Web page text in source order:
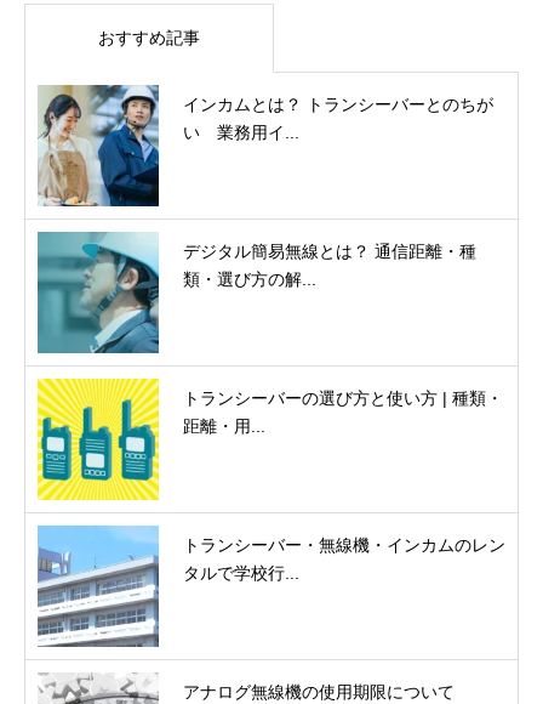
おすすめ記事
インカムとは？ トランシーバーとのちが
い 業務用イ...
デジタル簡易無線とは？ 通信距離・種
類・選び方の解...
トランシーバーの選び方と使い方 | 種類・
距離・用...
トランシーバー・無線機・インカムのレン
タルで学校行...
アナログ無線機の使用期限について